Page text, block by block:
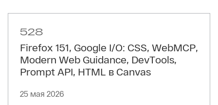
528
Firefox 151, Google I/O: CSS, WebMCP,
Modern Web Guidance, DevTools,
Prompt API, HTML в Canvas
25 мая 2026